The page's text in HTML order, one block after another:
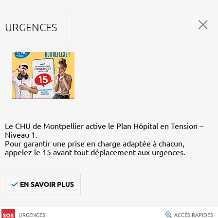
URGENCES
Le CHU de Montpellier active le Plan Hôpital en Tension –
Niveau 1.
Pour garantir une prise en charge adaptée à chacun,
appelez le 15 avant tout déplacement aux urgences.
EN SAVOIR PLUS
URGENCES ACCÈS RAPIDES